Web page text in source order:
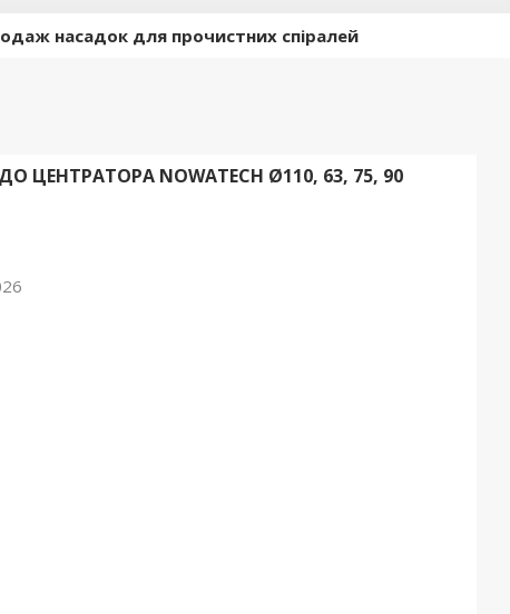
насадок для прочистних спіралей
ЦЕНТРАТОРА NOWATECH Ø110, 63, 75, 90